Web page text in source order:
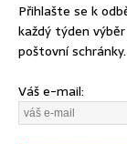
Přihlašte se k
každý týden
poštovní schránky.
Váš e-mail: